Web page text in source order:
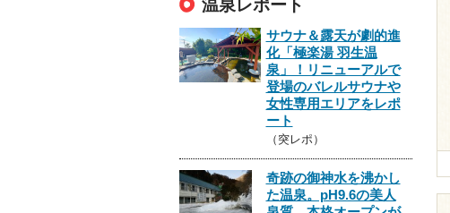
温泉レポート
サウナ＆露天が劇的進
化「極楽湯 羽生温
泉」！リニューアルで
登場のバレルサウナや
女性専用エリアをレポ
ート
（突レポ）
奇跡の御神水を沸かし
た温泉。pH9.6の美人